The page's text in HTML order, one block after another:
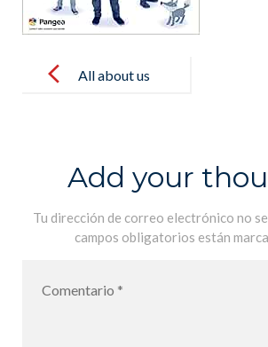
navigationAll about us
Add your
Tu dirección de correo electrónico no
campos obligatorios están